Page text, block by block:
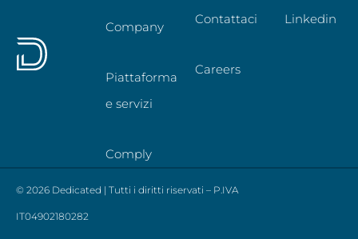
Company
Piattaforma
e servizi
Comply
Contattaci
Careers
Linkedin
© 2026 Dedicated | Tutti i diritti riservati – P.IVA
IT04902180282